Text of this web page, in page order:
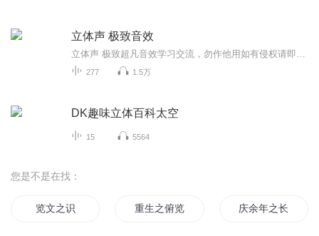
立体声 极致音效
277 1.5万
DK趣味立体百科太空
15 5564
您是不是在找：
览文之识 重生之俯览世界 庆余年之长歌行